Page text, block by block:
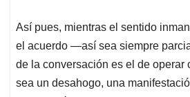
Así pues, mientras el sentido
el acuerdo —así sea siempre
de la conversación es el de operar
sea un desahogo, una